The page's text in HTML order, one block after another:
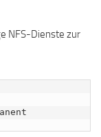
NFS-Dienste zur